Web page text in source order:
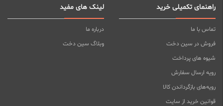
راهنمای تکمیلی خرید
تماس با ما
فروش در سین دخت
شیوه های پرداخت
رویه ارسال سفارش
رویه‌های بازگرداندن کالا
قوانین خرید از سایت
لینک های مفید
درباره ما
وبلاگ سین دخت